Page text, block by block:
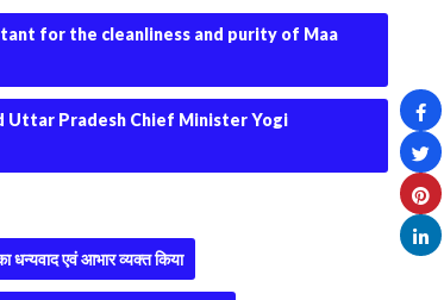
for the cleanliness and purity of Maa
Uttar Pradesh Chief Minister Yogi
धन्यवाद एवं आभार व्यक्त किया